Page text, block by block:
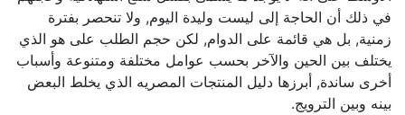
في ذلك أن الحاجة إلى ليست وليدة اليوم, ولا تنحصر بفترة
زمنية, بل هي قائمة على الدوام, لكن حجم الطلب على هو الذي
يختلف بين الحين والآخر بحسب عوامل مختلفة ومتنوعة وأسباب
أخرى ساندة, أبرزها دليل المنتجات المصريه الذي يخلط البعض
بينه وبين الترويج.